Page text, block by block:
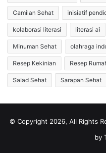
Camilan Sehat inisiatif
kolaborasi literasi literasi ai
Minuman Sehat olahraga
Resep Kekinian Resep
Salad Sehat Sarapan Sehat
© Copyright 2026, All Rights
by